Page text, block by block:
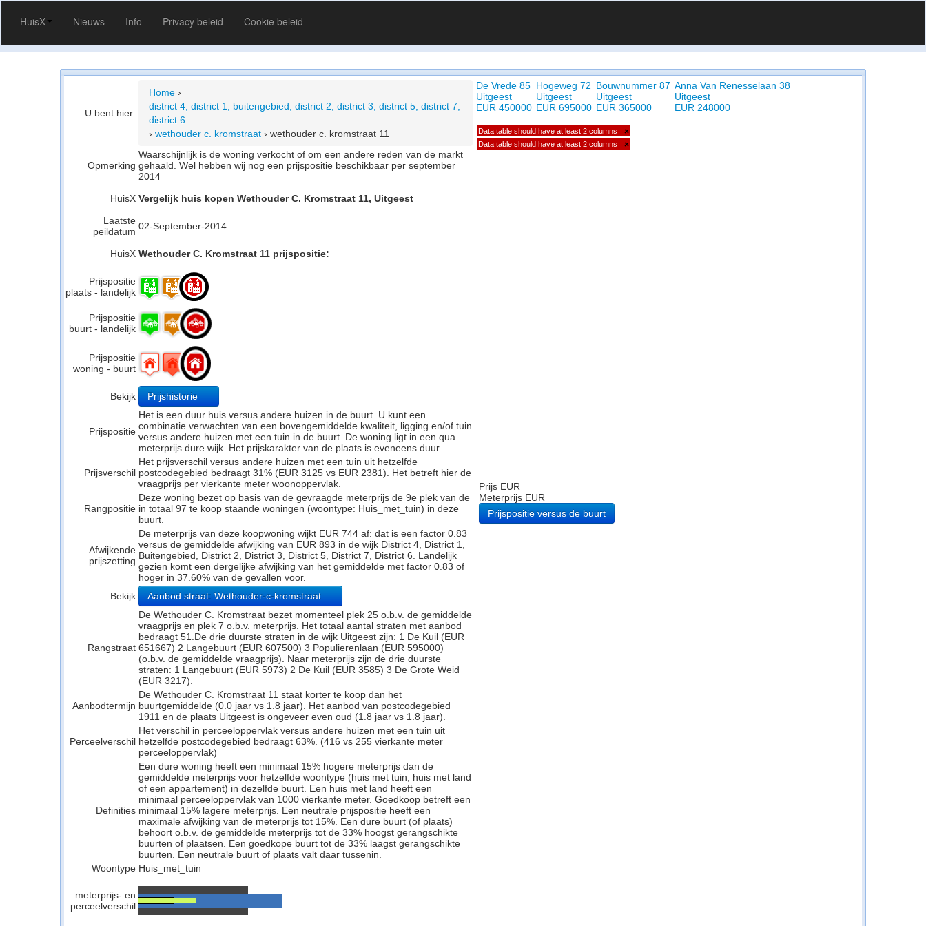
HuisX Nieuws Info Privacy beleid Cookie beleid
U bent hier:
Home ›
district 4, district 1, buitengebied, district 2, district 3, district 5, district 7,
district 6
› wethouder c. kromstraat › wethouder c. kromstraat 11
Opmerking
Waarschijnlijk is de woning verkocht of om een andere reden van de markt
gehaald. Wel hebben wij nog een prijspositie beschikbaar per september
2014
HuisX Vergelijk huis kopen Wethouder C. Kromstraat 11, Uitgeest
Laatste
peildatum 02-September-2014
HuisX Wethouder C. Kromstraat 11 prijspositie:
Prijspositie
plaats - landelijk
Prijspositie
buurt - landelijk
Prijspositie
woning - buurt
Bekijk Prijshistorie
Prijspositie
Het is een duur huis versus andere huizen in de buurt. U kunt een
combinatie verwachten van een bovengemiddelde kwaliteit, ligging en/of tuin
versus andere huizen met een tuin in de buurt. De woning ligt in een qua
meterprijs dure wijk. Het prijskarakter van de plaats is eveneens duur.
Prijsverschil
Het prijsverschil versus andere huizen met een tuin uit hetzelfde
postcodegebied bedraagt 31% (EUR 3125 vs EUR 2381). Het betreft hier de
vraagprijs per vierkante meter woonoppervlak.
Rangpositie
Deze woning bezet op basis van de gevraagde meterprijs de 9e plek van de
in totaal 97 te koop staande woningen (woontype: Huis_met_tuin) in deze
buurt.
Afwijkende
prijszetting
De meterprijs van deze koopwoning wijkt EUR 744 af: dat is een factor 0.83
versus de gemiddelde afwijking van EUR 893 in de wijk District 4, District 1,
Buitengebied, District 2, District 3, District 5, District 7, District 6. Landelijk
gezien komt een dergelijke afwijking van het gemiddelde met factor 0.83 of
hoger in 37.60% van de gevallen voor.
Bekijk
Aanbod straat: Wethouder-c-kromstraat
Rangstraat
De Wethouder C. Kromstraat bezet momenteel plek 25 o.b.v. de gemiddelde
vraagprijs en plek 7 o.b.v. meterprijs. Het totaal aantal straten met aanbod
bedraagt 51.De drie duurste straten in de wijk Uitgeest zijn: 1 De Kuil (EUR
651667) 2 Langebuurt (EUR 607500) 3 Populierenlaan (EUR 595000)
(o.b.v. de gemiddelde vraagprijs). Naar meterprijs zijn de drie duurste
straten: 1 Langebuurt (EUR 5973) 2 De Kuil (EUR 3585) 3 De Grote Weid
(EUR 3217).
Aanbodtermijn
De Wethouder C. Kromstraat 11 staat korter te koop dan het
buurtgemiddelde (0.0 jaar vs 1.8 jaar). Het aanbod van postcodegebied
1911 en de plaats Uitgeest is ongeveer even oud (1.8 jaar vs 1.8 jaar).
Perceelverschil
Het verschil in perceeloppervlak versus andere huizen met een tuin uit
hetzelfde postcodegebied bedraagt 63%. (416 vs 255 vierkante meter
perceeloppervlak)
Definities
Een dure woning heeft een minimaal 15% hogere meterprijs dan de
gemiddelde meterprijs voor hetzelfde woontype (huis met tuin, huis met land
of een appartement) in dezelfde buurt. Een huis met land heeft een
minimaal perceeloppervlak van 1000 vierkante meter. Goedkoop betreft een
minimaal 15% lagere meterprijs. Een neutrale prijspositie heeft een
maximale afwijking van de meterprijs tot 15%. Een dure buurt (of plaats)
behoort o.b.v. de gemiddelde meterprijs tot de 33% hoogst gerangschikte
buurten of plaatsen. Een goedkope buurt tot de 33% laagst gerangschikte
buurten. Een neutrale buurt of plaats valt daar tussenin.
Woontype Huis_met_tuin
meterprijs- en
perceelverschil
De Vrede 85
Uitgeest
EUR 450000
Hogeweg 72
Uitgeest
EUR 695000
Bouwnummer 87
Uitgeest
EUR 365000
Anna Van Renesselaan 38
Uitgeest
EUR 248000
Data table should have at least 2 columns ×
Data table should have at least 2 columns ×
Prijs EUR
Meterprijs EUR
Prijspositie versus de buurt